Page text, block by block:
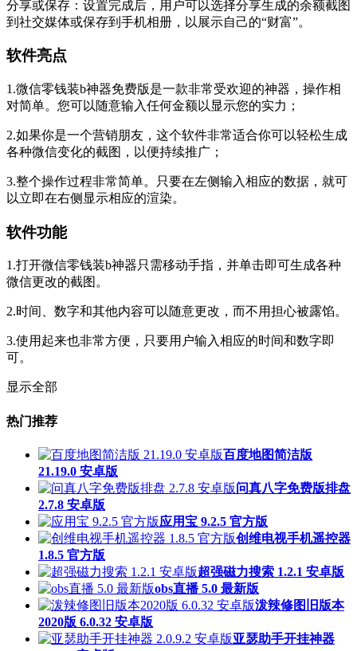
‌分享或保存‌：设置完成后，用户可以选择分享生成的余额截图
到社交媒体或保存到手机相册，以展示自己的“财富”。
软件亮点
1.微信零钱装b神器免费版是一款非常受欢迎的神器，操作相
对简单。您可以随意输入任何金额以显示您的实力；
2.如果你是一个营销朋友，这个软件非常适合你可以轻松生成
各种微信变化的截图，以便持续推广；
3.整个操作过程非常简单。只要在左侧输入相应的数据，就可
以立即在右侧显示相应的渲染。
软件功能
1.打开微信零钱装b神器只需移动手指，并单击即可生成各种
微信更改的截图。
2.时间、数字和其他内容可以随意更改，而不用担心被露馅。
3.使用起来也非常方便，只要用户输入相应的时间和数字即
可。
显示全部
热门推荐
百度地图简洁版
21.19.0 安卓版
问真八字免费版排盘
2.7.8 安卓版
应用宝 9.2.5 官方版
创维电视手机遥控器
1.8.5 官方版
超强磁力搜索 1.2.1 安卓版
obs直播 5.0 最新版
泼辣修图旧版本
2020版 6.0.32 安卓版
亚瑟助手开挂神器